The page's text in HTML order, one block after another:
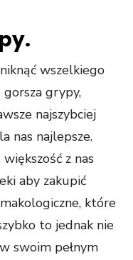
wszelkiego
grypy,
najszybciej
nas najlepsze.
z nas
aby zakupić
które
to jednak nie
swoim pełnym